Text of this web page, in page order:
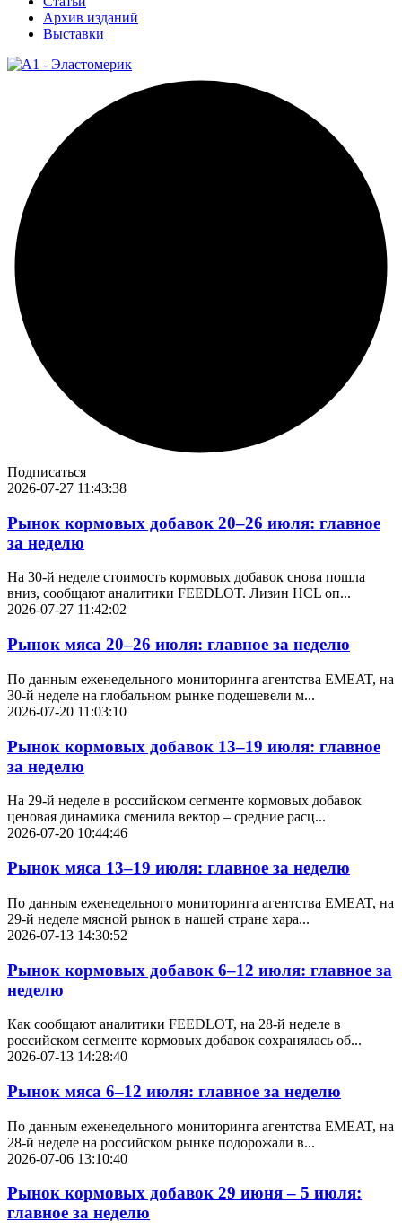
Архив изданий
Выставки
Подписаться
2026-07-27 11:43:38
Рынок кормовых добавок 20–26 июля: главное
за неделю
На 30-й неделе стоимость кормовых добавок снова пошла
вниз, сообщают аналитики FEEDLOT. Лизин HCL оп...
2026-07-27 11:42:02
Рынок мяса 20–26 июля: главное за неделю
По данным еженедельного мониторинга агентства EMEAT, на
30-й неделе на глобальном рынке подешевели м...
2026-07-20 11:03:10
Рынок кормовых добавок 13–19 июля: главное
за неделю
На 29-й неделе в российском сегменте кормовых добавок
ценовая динамика сменила вектор – средние расц...
2026-07-20 10:44:46
Рынок мяса 13–19 июля: главное за неделю
По данным еженедельного мониторинга агентства EMEAT, на
29-й неделе мясной рынок в нашей стране хара...
2026-07-13 14:30:52
Рынок кормовых добавок 6–12 июля: главное за
неделю
Как сообщают аналитики FEEDLOT, на 28-й неделе в
российском сегменте кормовых добавок сохранялась об...
2026-07-13 14:28:40
Рынок мяса 6–12 июля: главное за неделю
По данным еженедельного мониторинга агентства EMEAT, на
28-й неделе на российском рынке подорожали в...
2026-07-06 13:10:40
Рынок кормовых добавок 29 июня – 5 июля:
главное за неделю